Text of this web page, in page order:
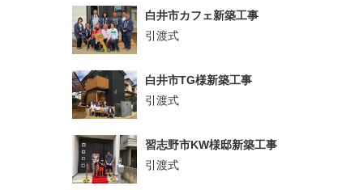
白井市カフェ新築工事
引渡式
白井市TG様新築工事
引渡式
習志野市KW様邸新築工事
引渡式